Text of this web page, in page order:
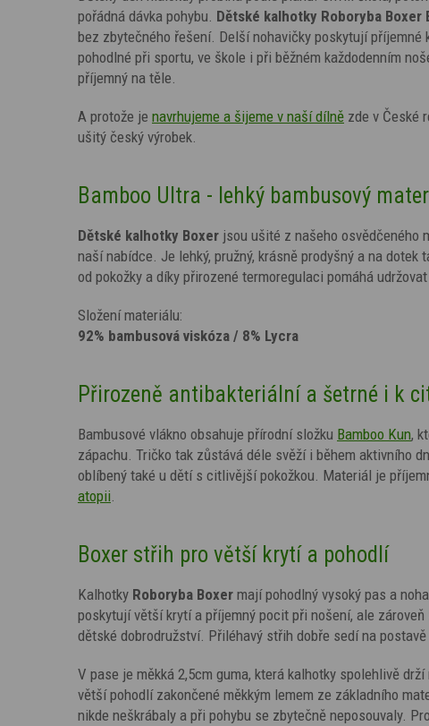
pořádná dávka pohybu. Dětské kalhotky Roboryba Boxer
bez zbytečného řešení. Delší nohavičky poskytují
pohodlné při sportu, ve škole i při běžném každodenním
příjemný na těle.
A protože je navrhujeme a šijeme v naší dílně zde v České
ušitý český výrobek.
Bamboo Ultra - lehký bambusový
Dětské kalhotky Boxer jsou ušité z našeho osvědčeného
naší nabídce. Je lehký, pružný, krásně prodyšný a na
od pokožky a díky přirozené termoregulaci pomáhá
Složení materiálu:
92% bambusová viskóza / 8% Lycra
Přirozeně antibakteriální a šetrné i k
Bambusové vlákno obsahuje přírodní složku Bamboo Kun,
zápachu. Tričko tak zůstává déle svěží i během aktivního
oblíbený také u dětí s citlivější pokožkou. Materiál je
atopii.
Boxer střih pro větší krytí a pohodlí
Kalhotky Roboryba Boxer mají pohodlný vysoký pas a
poskytují větší krytí a příjemný pocit při nošení, ale
dětské dobrodružství. Přiléhavý střih dobře sedí na
V pase je měkká 2,5cm guma, která kalhotky spolehlivě
větší pohodlí zakončené měkkým lemem ze základního
nikde neškrábaly a při pohybu se zbytečně neposouvaly.